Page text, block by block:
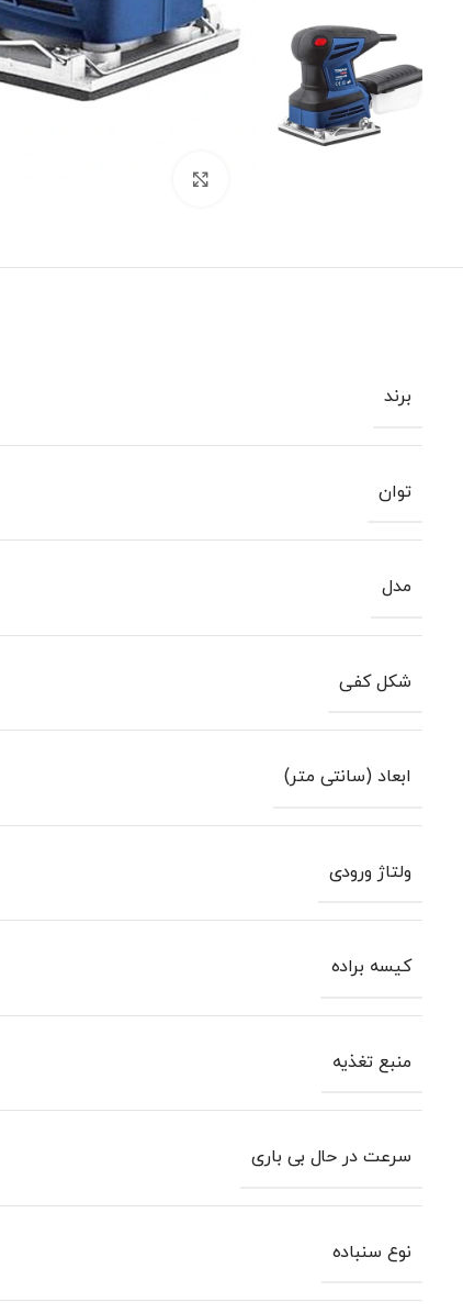
برند
توان
مدل
شکل کفی
ابعاد (سانتی متر)
ولتاژ ورودی
کیسه براده
منبع تغذیه
سرعت در حال بی باری
نوع سنباده